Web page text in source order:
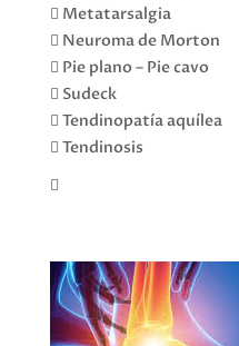
 Metatarsalgia
 Neuroma de Morton
 Pie plano – Pie cavo
 Sudeck
 Tendinopatía aquílea
 Tendinosis
